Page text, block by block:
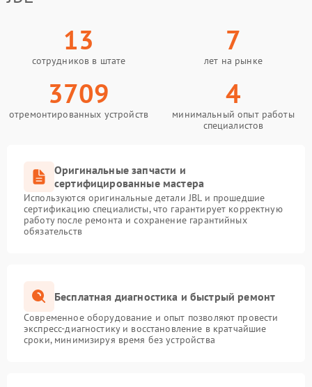
13
сотрудников в штате
7
лет на рынке
3709
отремонтированных устройств
4
минимальный опыт работы
специалистов
Оригинальные запчасти и
сертифицированные мастера
Используются оригинальные детали JBL и прошедшие
сертификацию специалисты, что гарантирует корректную
работу после ремонта и сохранение гарантийных
обязательств
Бесплатная диагностика и быстрый ремонт
Современное оборудование и опыт позволяют провести
экспресс-диагностику и восстановление в кратчайшие
сроки, минимизируя время без устройства